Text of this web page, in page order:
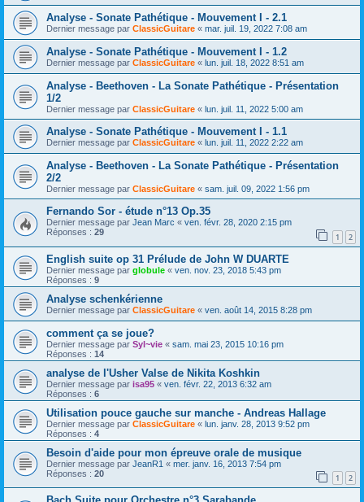
Analyse - Sonate Pathétique - Mouvement I - 2.1
Dernier message par ClassicGuitare « mar. juil. 19, 2022 7:08 am
Analyse - Sonate Pathétique - Mouvement I - 1.2
Dernier message par ClassicGuitare « lun. juil. 18, 2022 8:51 am
Analyse - Beethoven - La Sonate Pathétique - Présentation
1/2
Dernier message par ClassicGuitare « lun. juil. 11, 2022 5:00 am
Analyse - Sonate Pathétique - Mouvement I - 1.1
Dernier message par ClassicGuitare « lun. juil. 11, 2022 2:22 am
Analyse - Beethoven - La Sonate Pathétique - Présentation
2/2
Dernier message par ClassicGuitare « sam. juil. 09, 2022 1:56 pm
Fernando Sor - étude n°13 Op.35
Dernier message par Jean Marc « ven. févr. 28, 2020 2:15 pm
Réponses : 29 1 2
English suite op 31 Prélude de John W DUARTE
Dernier message par globule « ven. nov. 23, 2018 5:43 pm
Réponses : 9
Analyse schenkérienne
Dernier message par ClassicGuitare « ven. août 14, 2015 8:28 pm
comment ça se joue?
Dernier message par Syl~vie « sam. mai 23, 2015 10:16 pm
Réponses : 14
analyse de l'Usher Valse de Nikita Koshkin
Dernier message par isa95 « ven. févr. 22, 2013 6:32 am
Réponses : 6
Utilisation pouce gauche sur manche - Andreas Hallage
Dernier message par ClassicGuitare « lun. janv. 28, 2013 9:52 pm
Réponses : 4
Besoin d'aide pour mon épreuve orale de musique
Dernier message par JeanR1 « mer. janv. 16, 2013 7:54 pm
Réponses : 20 1 2